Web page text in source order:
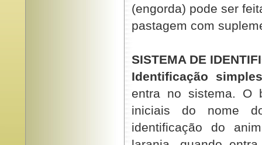
(engorda) pode ser
pastagem com
SISTEMA DE
Identificação simples
entra no sistema. O
iniciais do nome
identificação do